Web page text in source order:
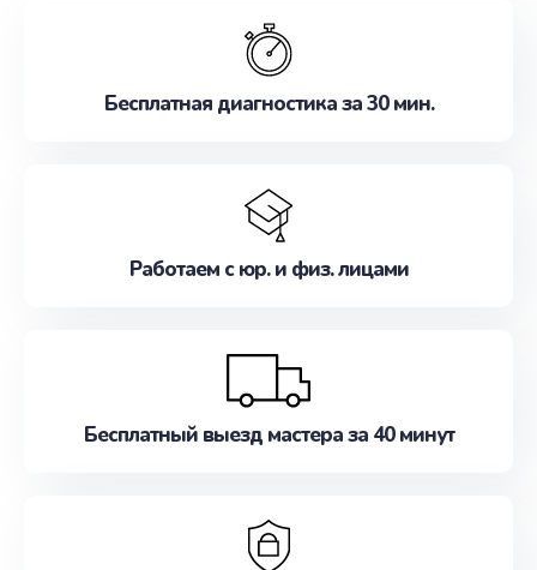
Бесплатная диагностика за 30 мин.
Работаем с юр. и физ. лицами
Бесплатный выезд мастера за 40 минут